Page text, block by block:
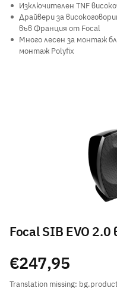
Изключителен TNF
Драйвери за
във Франция от Focal
Много лесен за монтаж
монтаж Polyfix
Focal SIB EVO
Translation missing:
€247,95